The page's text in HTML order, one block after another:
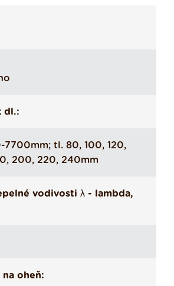
dl.:
tl. 80, 100, 120,
200, 220, 240mm
vodivosti λ - lambda,
oheň: